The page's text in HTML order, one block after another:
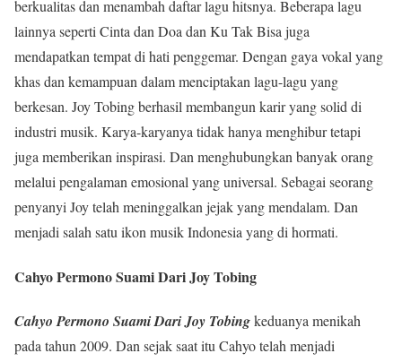
berkualitas dan menambah daftar lagu hitsnya. Beberapa lagu
lainnya seperti Cinta dan Doa dan Ku Tak Bisa juga
mendapatkan tempat di hati penggemar. Dengan gaya vokal yang
khas dan kemampuan dalam menciptakan lagu-lagu yang
berkesan. Joy Tobing berhasil membangun karir yang solid di
industri musik. Karya-karyanya tidak hanya menghibur tetapi
juga memberikan inspirasi. Dan menghubungkan banyak orang
melalui pengalaman emosional yang universal. Sebagai seorang
penyanyi Joy telah meninggalkan jejak yang mendalam. Dan
menjadi salah satu ikon musik Indonesia yang di hormati.
Cahyo Permono Suami Dari Joy Tobing
Cahyo Permono Suami Dari Joy Tobingkeduanya menikah
pada tahun 2009. Dan sejak saat itu Cahyo telah menjadi